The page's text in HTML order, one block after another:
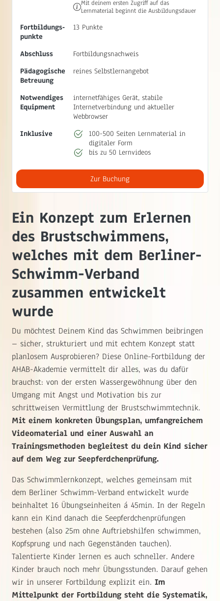
Mit deinem ersten Zugriff auf das
Lernmaterial beginnt die Ausbildungsdauer
Fortbildungs‐
punkte
13 Punkte
Abschluss
Fortbildungsnachweis
Pädagogische
Betreuung
reines Selbstlernangebot
Notwendiges
Equipment
internetfähiges Gerät, stabile
Internetverbindung und aktueller
Webbrowser
Inklusive
100-500 Seiten Lernmaterial in
digitaler Form
bis zu 50 Lernvideos
Zur Buchung
Ein Konzept zum Erlernen
des Brustschwimmens,
welches mit dem Berliner-
Schwimm-Verband
zusammen entwickelt
wurde
Du möchtest Deinem Kind das Schwimmen beibringen
– sicher, strukturiert und mit echtem Konzept statt
planlosem Ausprobieren? Diese Online-Fortbildung der
AHAB-Akademie vermittelt dir alles, was du dafür
brauchst: von der ersten Wassergewöhnung über den
Umgang mit Angst und Motivation bis zur
schrittweisen Vermittlung der Brustschwimmtechnik.
Mit einem konkreten Übungsplan, umfangreichem
Videomaterial und einer Auswahl an
Trainingsmethoden begleitest du dein Kind sicher
auf dem Weg zur Seepferdchenprüfung.
Das Schwimmlernkonzept, welches gemeinsam mit
dem Berliner Schwimm-Verband entwickelt wurde
beinhaltet 16 Übungseinheiten á 45min. In der Regeln
kann ein Kind danach die Seepferdchenprüfungen
bestehen (also 25m ohne Auftriebshilfen schwimmen,
Kopfsprung und nach Gegenständen tauchen).
Talentierte Kinder lernen es auch schneller. Andere
Kinder brauch noch mehr Übungsstunden. Darauf gehen
wir in unserer Fortbildung explizit ein. Im
Mittelpunkt der Fortbildung steht die Systematik,